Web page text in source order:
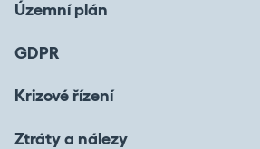
Územní plán
GDPR
Krizové řízení
Ztráty a nálezy